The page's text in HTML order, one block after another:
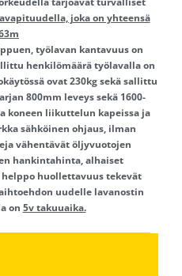
joka on yhteensä
työlavan kantavuus on
henkilömäärä työlavalla on
ovat 230kg sekä sallittu
800mm leveys sekä 1600-
koneen liikuttelun kapeissa ja
sähköinen ohjaus, ilman
vähentävät öljyvuotojen
hankintahinta, alhaiset
huollettavuus tekevät
uudelle lavanostin
on 5v takuuaika.
9.2m